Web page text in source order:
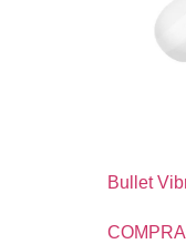
Bullet